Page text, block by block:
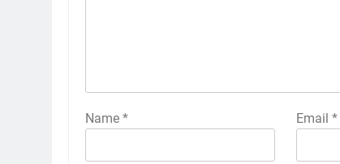
Name * Email*